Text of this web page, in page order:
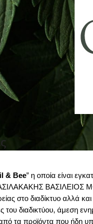
& Bee” η οποία είναι
ΒΑΣΙΛΕΙΟΣ
στο διαδίκτυο αλλά
του διαδικτύου, άμεση
τα προϊόντα που ήδη